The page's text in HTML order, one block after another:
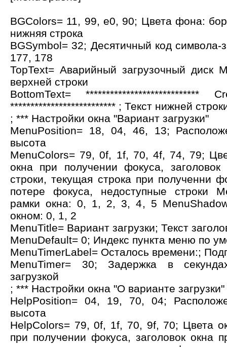
BGColors= 11, 99, e0, 90; Цвета фона:
нижняя строка
BGSymbol= 32; Десятичный код
177, 178
TopText= Аварийный загрузочный диск
верхней строки
BottomText= ****************************
************************** ; Текст нижней
; *** Настройки окна "Вариант загрузки"
MenuPosition= 18, 04, 46, 13;
высота
MenuColors= 79, 0f, 1f, 70, 4f, 74, 79;
окна при получении фокуса,
строки, текущая строка при полученни
потере фокуса, недоступные строки
рамки окна: 0, 1, 2, 3, 4, 5
окном: 0, 1, 2
MenuTitle= Вариант загрузки; Текст
MenuDefault= 0; Индекс пункта меню по
MenuTimerLabel= Осталось времени:;
MenuTimer= 30; Задержка в
загрузкой
; *** Настройки окна "О варианте загрузки"
HelpPosition= 04, 19, 70, 04;
высота
HelpColors= 79, 0f, 1f, 70, 9f, 70; Цвета
при получении фокуса, заголовок окна